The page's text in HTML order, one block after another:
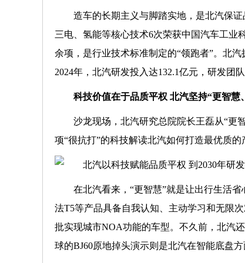
造车的长期主义与脚踏实地，是北汽保
三电、氢能等核心技术6次荣获中国汽车工业
余项，是行业技术标准制定的“领跑者”。北
2024年，北汽研发投入达132.1亿元，研发团
科技价值在于品质平权 北汽坚持“更智慧
沙龙现场，北汽研究总院院长王磊从“更
项“很抗打”的科技解读北汽如何打造最优质的
在北汽看来，“更智慧”就是让出行生活
法T5等产品具备自我认知、主动学习和无限
批实现城市NOA功能的车型。不久前，北汽
球的BJ60原地掉头演示则是北汽在智能底盘方